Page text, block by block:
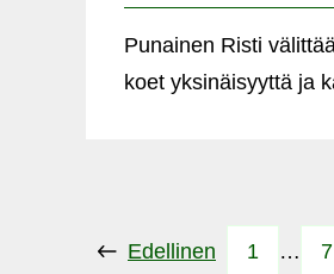
Punainen Risti
koet yksinäisyyttä ja
Edellinen 1 … 7